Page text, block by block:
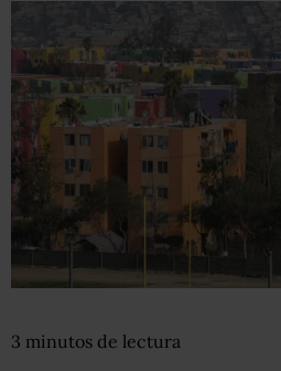
3 minutos de lectura